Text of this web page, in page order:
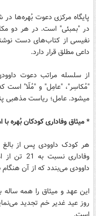
پایگاه مرکزی دعوت بُهره‌ها
در "بمبئی" است. در هر دو
نفیسی از کتاب‌های دست
داعی مطلق قرار دارد.
از سلسله مراتب دعوت
"مُکاسِر"، "عامِل" و "مُلّا" است
می‎شود. عامل؛ ریاست مذهبی پنجاه خانواده را به عهده می‌گیرد.
* میثاق وفاداری کودکان بُهره با
هر کودک داوودی پس از
وفاداری
داوودی می‌بندد که از آن
این عهد و میثاق را همه ساله
روز عید غدیر خم تجدید